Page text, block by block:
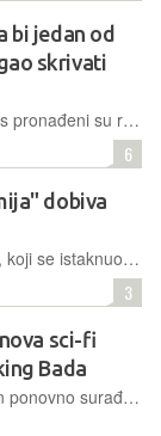
bi jedan od
skrivati
U ledu koji izbacuje Enceladus pronađeni su ranije neotkriveni organski spojevi, što ovaj Saturnov mjesec čini jednim od najvažnijih kandidata za buduća istraživanja
6
dobiva
Redateljski tim Radio Silence, koji se istaknuo horor komedijom "Spremni ili ne" i nastavcima franšize "Vrisak", preuzima kreativnu palicu pod Universalom
3
sci-fi
Bada
Vince Gilligan i Rhea Seehorn ponovno surađuju, ali ovaj put u znanstveno-fantastičnoj seriji smještenoj usred apokalipse